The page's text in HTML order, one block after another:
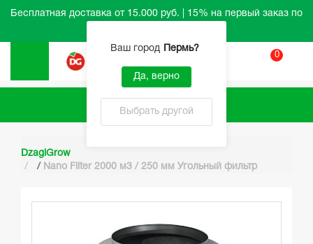
Бесплатная доставка от 15.000 руб. | 15% на первый заказ по
Ваш город Пермь?
Да, верно
Выбрать другой
0
Каталог
DzagiGrow
/ Nano Filter 2000 м3 / 250 мм Угольный фильтр